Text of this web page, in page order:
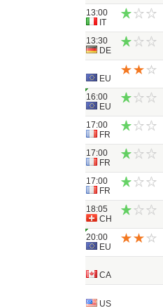
13:00
IT
13:30
DE
EU
16:00
EU
17:00
FR
17:00
FR
17:00
FR
18:05
CH
20:00
EU
CA
US